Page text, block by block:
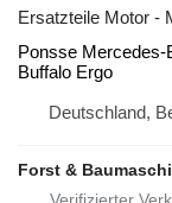
Ersatzteile Motor -
Ponsse Mercedes-
Buffalo Ergo
Deutschland,
Forst &